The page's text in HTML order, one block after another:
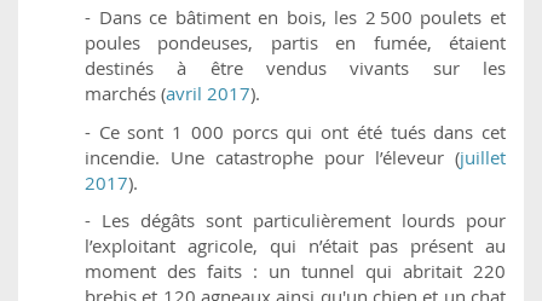
- Dans ce bâtiment en bois, les 2 500 poulets et
poules pondeuses, partis en fumée, étaient
destinés à être vendus vivants sur les
marchés (avril 2017).
- Ce sont 1 000 porcs qui ont été tués dans cet
incendie. Une catastrophe pour l’éleveur (juillet
2017).
- Les dégâts sont particulièrement lourds pour
l’exploitant agricole, qui n’était pas présent au
moment des faits : un tunnel qui abritait 220